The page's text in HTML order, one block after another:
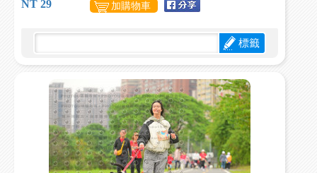
NT 29 加購物車
標籤